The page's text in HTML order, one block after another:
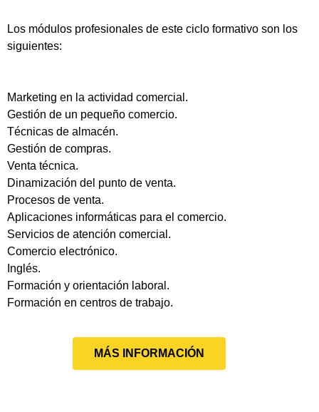
Los módulos profesionales de este ciclo formativo son los
siguientes:
Marketing en la actividad comercial.
Gestión de un pequeño comercio.
Técnicas de almacén.
Gestión de compras.
Venta técnica.
Dinamización del punto de venta.
Procesos de venta.
Aplicaciones informáticas para el comercio.
Servicios de atención comercial.
Comercio electrónico.
Inglés.
Formación y orientación laboral.
Formación en centros de trabajo.
MÁS INFORMACIÓN